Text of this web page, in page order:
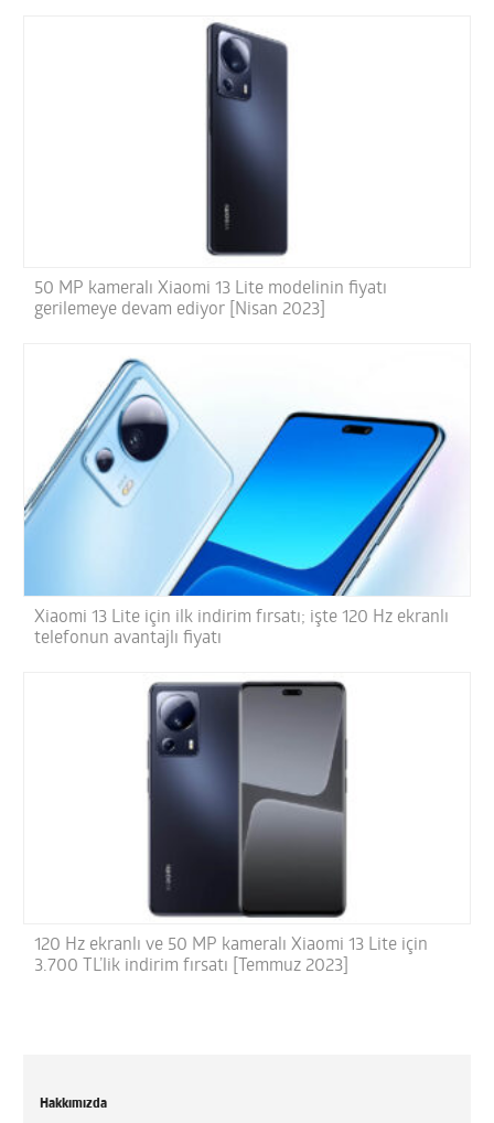
50 MP kameralı Xiaomi 13 Lite modelinin fiyatı
gerilemeye devam ediyor [Nisan 2023]
Xiaomi 13 Lite için ilk indirim fırsatı; işte 120 Hz ekranlı
telefonun avantajlı fiyatı
120 Hz ekranlı ve 50 MP kameralı Xiaomi 13 Lite için
3.700 TL’lik indirim fırsatı [Temmuz 2023]
Hakkımızda